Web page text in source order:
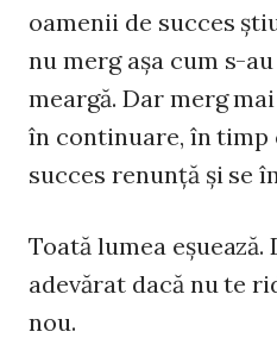
oamenii de succes
nu merg așa cum s-
meargă. Dar merg
în continuare, în timp
succes renunță și se
Toată lumea
adevărat dacă nu te
nou.